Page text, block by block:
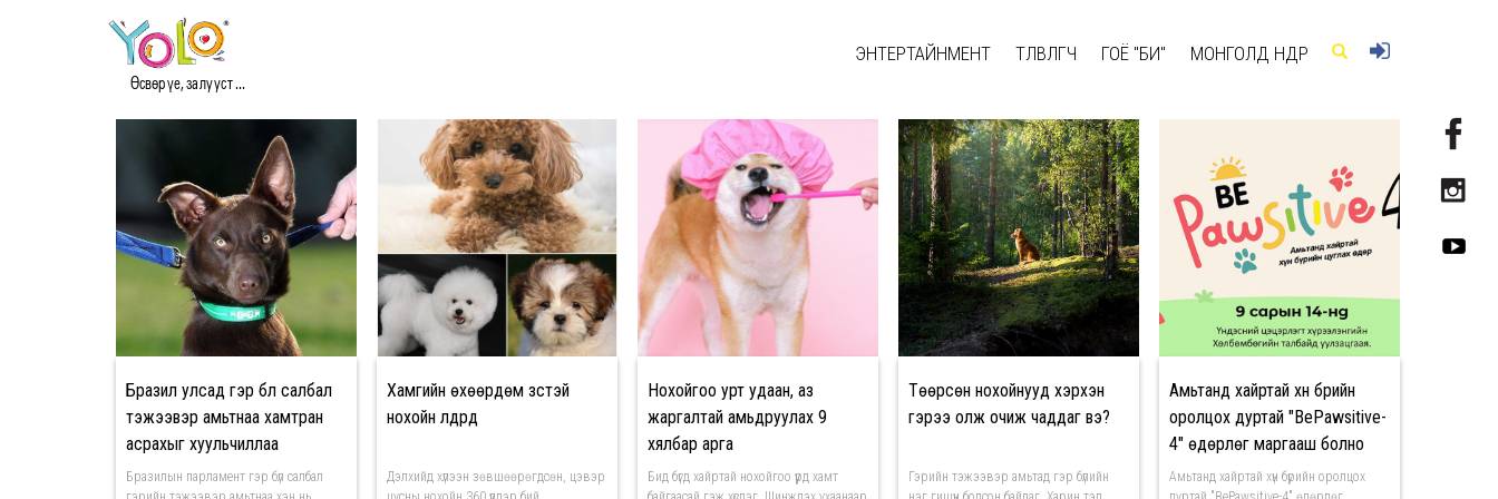
Өсвөр үе, залууст ...
ЭНТЕРТАЙНМЕНТ ТӨЛӨВЛӨГЧ ГОЁ "БИ" МОНГОЛД ӨНӨӨДӨР
#АМЬТАН МЭДЭЭ
Бразил улсад гэр бүл салбал
тэжээвэр амьтнаа хамтран
асрахыг хуульчиллаа
Бразилын парламент гэр бүл салбал
Хамгийн өхөөрдөм зүстэй
нохойн үүлдрүүд
Дэлхийд хүлээн зөвшөөрөгдсөн, цэвэр
Нохойгоо урт удаан, аз
жаргалтай амьдруулах 9
хялбар арга
Бид бүгд хайртай нохойгоо үүрд хамт
Төөрсөн нохойнууд хэрхэн
гэрээ олж очиж чаддаг вэ?
Гэрийн тэжээвэр амьтад гэр бүлийн
Амьтанд хайртай хүн бүрийн
оролцох дуртай "BePawsitive-
4" өдөрлөг маргааш болно
Амьтанд хайртай хүн бүрийн оролцох